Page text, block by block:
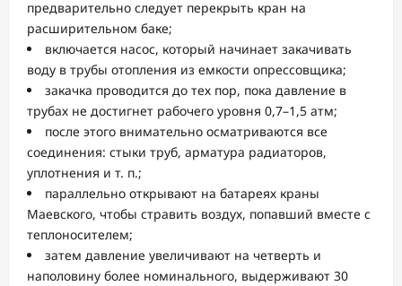
предварительно следует перекрыть кран на
расширительном баке;
включается насос, который начинает закачивать
воду в трубы отопления из емкости опрессовщика;
закачка проводится до тех пор, пока давление в
трубах не достигнет рабочего уровня 0,7–1,5 атм;
после этого внимательно осматриваются все
соединения: стыки труб, арматура радиаторов,
уплотнения и т. п.;
параллельно открывают на батареях краны
Маевского, чтобы стравить воздух, попавший вместе с
теплоносителем;
затем давление увеличивают на четверть и
наполовину более номинального, выдерживают 30